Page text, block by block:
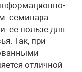
семинара
ее пользе для
Так, при
отличной